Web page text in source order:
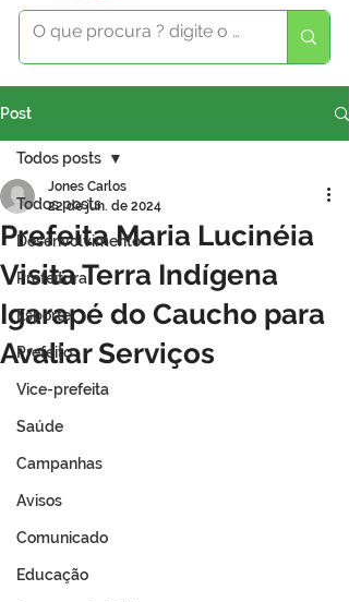
Post
Todos posts
Desenvolvimento
Prefeitura
Esporte
Prefeito
Vice-prefeita
Saúde
Campanhas
Avisos
Comunicado
Educação
Todos posts
Prefeita Maria Lucinéia
Visita Terra Indígena
Igarapé do Caucho para
Avaliar Serviços
Jones Carlos
22 de jun. de 2024